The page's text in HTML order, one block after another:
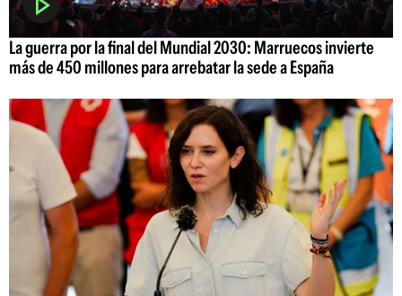
La guerra por la final del Mundial 2030: Marruecos invierte
más de 450 millones para arrebatar la sede a España